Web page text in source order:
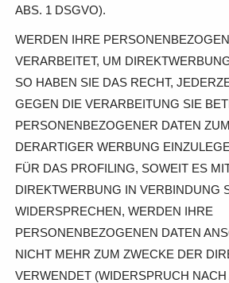
ABS. 1 DSGVO).
WERDEN IHRE
VERARBEITET, UM
SO HABEN SIE DAS RECHT,
GEGEN DIE VERARBEITUNG SIE
PERSONENBEZOGENER DATEN
DERARTIGER WERBUNG
FÜR DAS PROFILING, SOWEIT ES
DIREKTWERBUNG IN VERBINDUNG
WIDERSPRECHEN, WERDEN IHRE
PERSONENBEZOGENEN DATEN
NICHT MEHR ZUM ZWECKE DER
VERWENDET (WIDERSPRUCH NACH